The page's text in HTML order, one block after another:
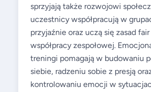
sprzyjają także rozwojowi
uczestnicy współpracują w
przyjaźnie oraz uczą się zasad
współpracy zespołowej.
treningi pomagają w budowaniu
siebie, radzeniu sobie z presją
kontrolowaniu emocji w